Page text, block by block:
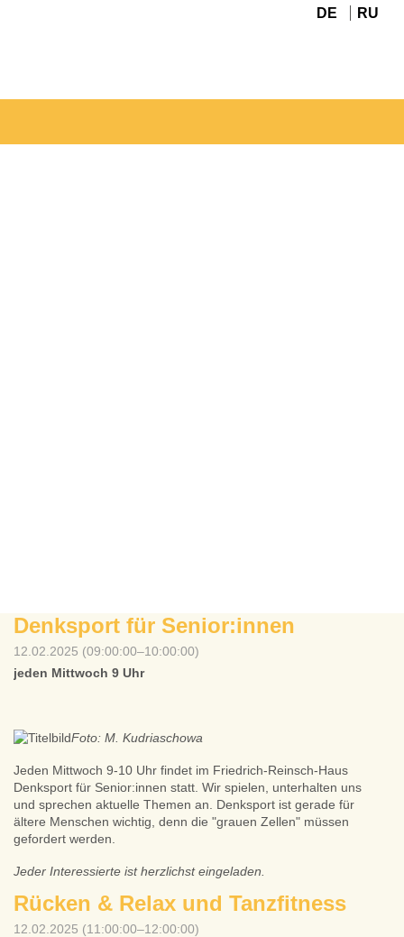
DE RU
Denksport für Senior:innen
12.02.2025 (09:00:00–10:00:00)
jeden Mittwoch 9 Uhr
Foto: M. Kudriaschowa
Jeden Mittwoch 9-10 Uhr findet im Friedrich-Reinsch-Haus
Denksport für Senior:innen statt. Wir spielen, unterhalten uns
und sprechen aktuelle Themen an. Denksport ist gerade für
ältere Menschen wichtig, denn die "grauen Zellen" müssen
gefordert werden.
Jeder Interessierte ist herzlichst eingeladen.
Rücken & Relax und Tanzfitness
12.02.2025 (11:00:00–12:00:00)